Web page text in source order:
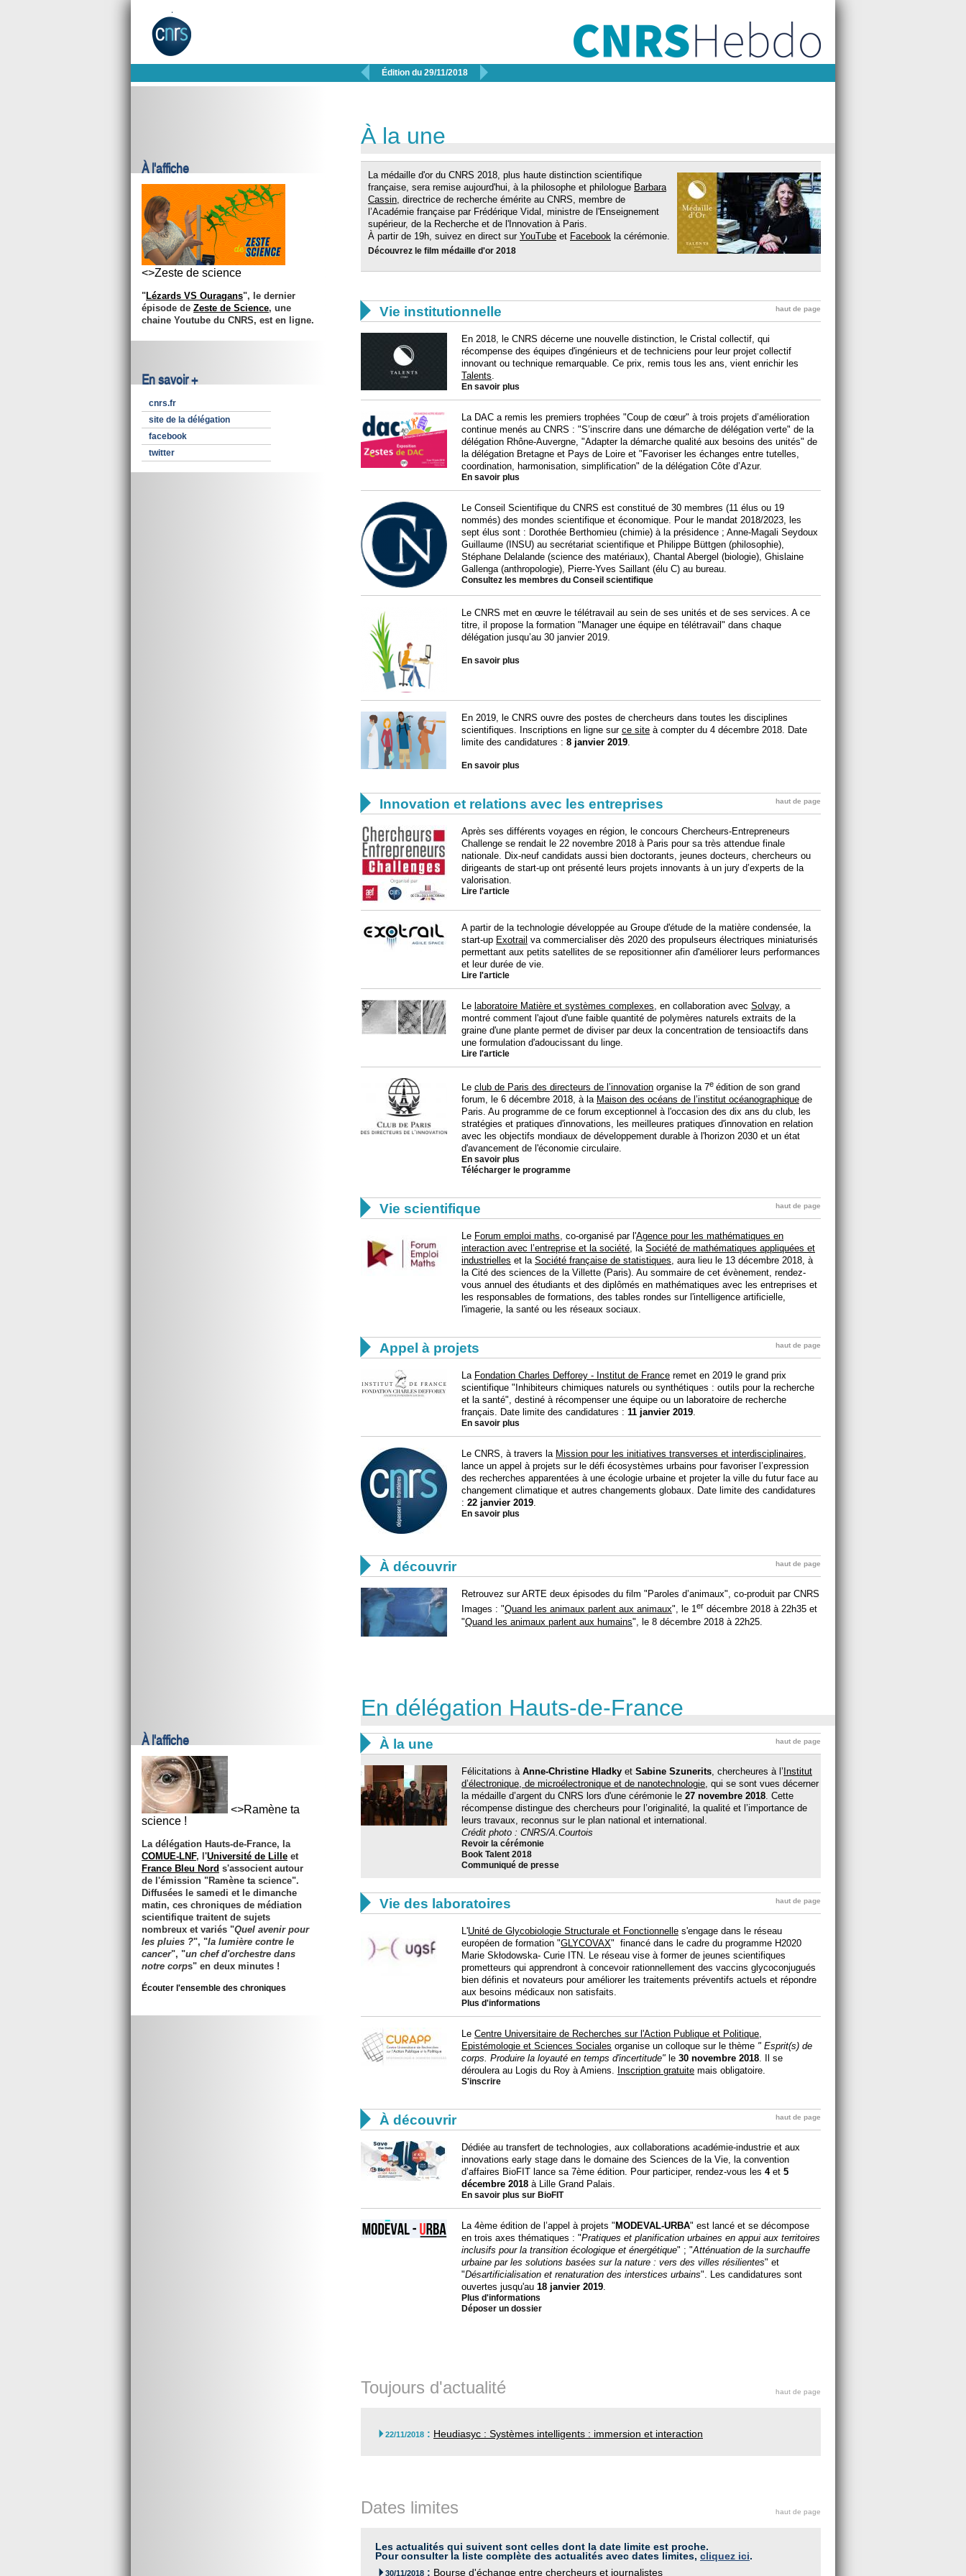
 Édition du 29/11/2018 
À l'affiche
<>Zeste de science
"Lézards VS Ouragans", le dernier
épisode de Zeste de Science, une
chaine Youtube du CNRS, est en ligne.
En savoir +
cnrs.fr
site de la délégation
facebook
twitter
À la une
La médaille d'or du CNRS 2018, plus haute distinction scientifique
française, sera remise aujourd'hui, à la philosophe et philologue Barbara
Cassin, directrice de recherche émérite au CNRS, membre de
l’Académie française par Frédérique Vidal, ministre de l'Enseignement
supérieur, de la Recherche et de l'Innovation à Paris.
À partir de 19h, suivez en direct sur YouTube et Facebook la cérémonie.
Découvrez le film médaille d'or 2018
 Vie institutionnelle haut de page
En 2018, le CNRS décerne une nouvelle distinction, le Cristal collectif, qui
récompense des équipes d'ingénieurs et de techniciens pour leur projet collectif
innovant ou technique remarquable. Ce prix, remis tous les ans, vient enrichir les
Talents.
En savoir plus
La DAC a remis les premiers trophées "Coup de cœur" à trois projets d’amélioration
continue menés au CNRS : "S’inscrire dans une démarche de délégation verte" de la
délégation Rhône-Auvergne, "Adapter la démarche qualité aux besoins des unités" de
la délégation Bretagne et Pays de Loire et "Favoriser les échanges entre tutelles,
coordination, harmonisation, simplification" de la délégation Côte d’Azur.
En savoir plus
Le Conseil Scientifique du CNRS est constitué de 30 membres (11 élus ou 19
nommés) des mondes scientifique et économique. Pour le mandat 2018/2023, les
sept élus sont : Dorothée Berthomieu (chimie) à la présidence ; Anne-Magali Seydoux
Guillaume (INSU) au secrétariat scientifique et Philippe Büttgen (philosophie),
Stéphane Delalande (science des matériaux), Chantal Abergel (biologie), Ghislaine
Gallenga (anthropologie), Pierre-Yves Saillant (élu C) au bureau.
Consultez les membres du Conseil scientifique
Le CNRS met en œuvre le télétravail au sein de ses unités et de ses services. A ce
titre, il propose la formation "Manager une équipe en télétravail" dans chaque
délégation jusqu’au 30 janvier 2019.
En savoir plus
En 2019, le CNRS ouvre des postes de chercheurs dans toutes les disciplines
scientifiques. Inscriptions en ligne sur ce site à compter du 4 décembre 2018. Date
limite des candidatures : 8 janvier 2019.
En savoir plus
 Innovation et relations avec les entreprises haut de page
Après ses différents voyages en région, le concours Chercheurs-Entrepreneurs
Challenge se rendait le 22 novembre 2018 à Paris pour sa très attendue finale
nationale. Dix-neuf candidats aussi bien doctorants, jeunes docteurs, chercheurs ou
dirigeants de start-up ont présenté leurs projets innovants à un jury d’experts de la
valorisation.
Lire l'article
A partir de la technologie développée au Groupe d'étude de la matière condensée, la
start-up Exotrail va commercialiser dès 2020 des propulseurs électriques miniaturisés
permettant aux petits satellites de se repositionner afin d'améliorer leurs performances
et leur durée de vie.
Lire l'article
Le laboratoire Matière et systèmes complexes, en collaboration avec Solvay, a
montré comment l'ajout d'une faible quantité de polymères naturels extraits de la
graine d'une plante permet de diviser par deux la concentration de tensioactifs dans
une formulation d'adoucissant du linge.
Lire l'article
Le club de Paris des directeurs de l’innovation organise la 7e édition de son grand
forum, le 6 décembre 2018, à la Maison des océans de l’institut océanographique de
Paris. Au programme de ce forum exceptionnel à l'occasion des dix ans du club, les
stratégies et pratiques d'innovations, les meilleures pratiques d'innovation en relation
avec les objectifs mondiaux de développement durable à l'horizon 2030 et un état
d'avancement de l'économie circulaire.
En savoir plus
Télécharger le programme
 Vie scientifique haut de page
Le Forum emploi maths, co-organisé par l'Agence pour les mathématiques en
interaction avec l’entreprise et la société, la Société de mathématiques appliquées et
industrielles et la Société française de statistiques, aura lieu le 13 décembre 2018, à
la Cité des sciences de la Villette (Paris). Au sommaire de cet évènement, rendez-
vous annuel des étudiants et des diplômés en mathématiques avec les entreprises et
les responsables de formations, des tables rondes sur l'intelligence artificielle,
l'imagerie, la santé ou les réseaux sociaux.
 Appel à projets haut de page
La Fondation Charles Defforey - Institut de France remet en 2019 le grand prix
scientifique "Inhibiteurs chimiques naturels ou synthétiques : outils pour la recherche
et la santé", destiné à récompenser une équipe ou un laboratoire de recherche
français. Date limite des candidatures : 11 janvier 2019.
En savoir plus
Le CNRS, à travers la Mission pour les initiatives transverses et interdisciplinaires,
lance un appel à projets sur le défi écosystèmes urbains pour favoriser l’expression
des recherches apparentées à une écologie urbaine et projeter la ville du futur face au
changement climatique et autres changements globaux. Date limite des candidatures
: 22 janvier 2019.
En savoir plus
 À découvrir haut de page
Retrouvez sur ARTE deux épisodes du film "Paroles d’animaux", co-produit par CNRS
Images : "Quand les animaux parlent aux animaux", le 1er décembre 2018 à 22h35 et
"Quand les animaux parlent aux humains", le 8 décembre 2018 à 22h25.
À l'affiche
<>Ramène ta
science !
La délégation Hauts-de-France, la
COMUE-LNF, l'Université de Lille et
France Bleu Nord s'associent autour
de l'émission "Ramène ta science".
Diffusées le samedi et le dimanche
matin, ces chroniques de médiation
scientifique traitent de sujets
nombreux et variés "Quel avenir pour
les pluies ?", "la lumière contre le
cancer", "un chef d'orchestre dans
notre corps" en deux minutes !
Écouter l'ensemble des chroniques
En délégation Hauts-de-France
 À la une haut de page
Félicitations à Anne-Christine Hladky et Sabine Szunerits , chercheures à l’ Institut
d’électronique, de microélectronique et de nanotechnologie , qui se sont vues décerner
la médaille d’argent du CNRS lors d'une cérémonie le 27 novembre 2018 . Cette
récompense distingue des chercheurs pour l’originalité, la qualité et l’importance de
leurs travaux, reconnus sur le plan national et international.
Crédit photo : CNRS/A.Courtois
Revoir la cérémonie
Book Talent 2018
Communiqué de presse
 Vie des laboratoires haut de page
L'Unité de Glycobiologie Structurale et Fonctionnelle s'engage dans le réseau
européen de formation "GLYCOVAX" financé dans le cadre du programme H2020
Marie Skłodowska- Curie ITN. Le réseau vise à former de jeunes scientifiques
prometteurs qui apprendront à concevoir rationnellement des vaccins glycoconjugués
bien définis et novateurs pour améliorer les traitements préventifs actuels et répondre
aux besoins médicaux non satisfaits.
Plus d'informations
Le Centre Universitaire de Recherches sur l'Action Publique et Politique,
Epistémologie et Sciences Sociales organise un colloque sur le thème " Esprit(s) de
corps. Produire la loyauté en temps d'incertitude" le 30 novembre 2018 . Il se
déroulera au Logis du Roy à Amiens.
Inscription gratuite mais obligatoire.
S'inscrire
 À découvrir haut de page
Dédiée au transfert de technologies, aux collaborations académie-industrie et aux
innovations early stage dans le domaine des Sciences de la Vie, la convention
d’affaires BioFIT lance sa 7ème édition. Pour participer, rendez-vous les 4et 5
décembre 2018 à Lille Grand Palais.
En savoir plus sur BioFIT
La 4ème édition de l’appel à projets " MODEVAL-URBA" est lancé et se décompose
en trois axes thématiques : "Pratiques et planification urbaines en appui aux territoires
inclusifs pour la transition écologique et énergétique" ; "Atténuation de la surchauffe
urbaine par les solutions basées sur la nature : vers des villes résilientes" et
"Désartificialisation et renaturation des interstices urbains". Les candidatures sont
ouvertes jusqu'au 18 janvier 2019
Plus d'informations
Déposer un dossier
Toujours d'actualité haut de page
22/11/2018 : Heudiasyc : Systèmes intelligents : immersion et interaction
Dates limites haut de page
Les actualités qui suivent sont celles dont la date limite est proche.
Pour consulter la liste complète des actualités avec dates limites, cliquez ici.
30/11/2018 : Bourse d'échange entre chercheurs et journalistes